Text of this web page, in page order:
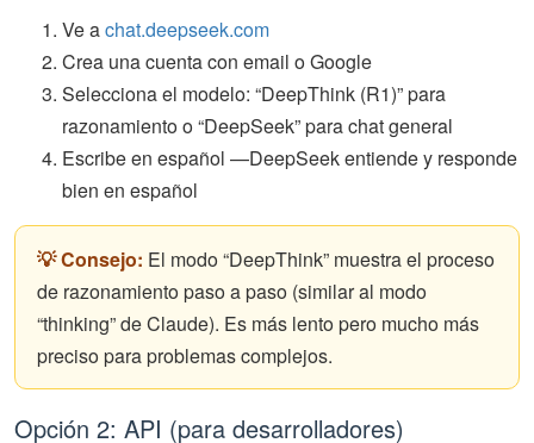
Ve achat.deepseek.com
Crea una cuenta con email o Google
Selecciona el modelo: “DeepThink (R1)” para
razonamiento o “DeepSeek” para chat general
Escribe en español —DeepSeek entiende y responde
bien en español
💡 Consejo: El modo “DeepThink” muestra el proceso
de razonamiento paso a paso (similar al modo
“thinking” de Claude). Es más lento pero mucho más
preciso para problemas complejos.
Opción 2: API (para desarrolladores)